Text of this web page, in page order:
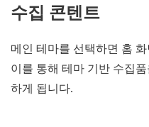
수집 콘텐트
메인 테마를 선택하면 홈
이를 통해 테마 기반 수집
하게 됩니다.